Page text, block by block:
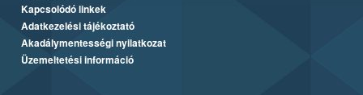
Kapcsolódó linkek
Adatkezelési tájékoztató
Akadálymentességi nyilatkozat
Üzemeltetési információ